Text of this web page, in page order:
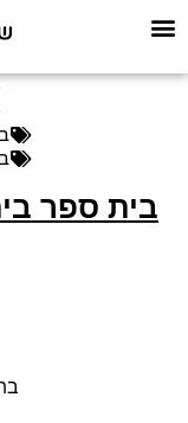
בית ספר